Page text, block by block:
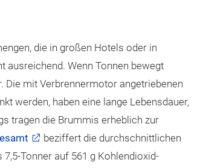
die in großen Hotels oder in
ausreichend. Wenn Tonnen bewegt
Die mit Verbrennermotor angetriebenen
werden, haben eine lange Lebensdauer,
tragen die Brummis erheblich zur
beziffert die durchschnittlichen
Tonner auf 561 g Kohlendioxid-